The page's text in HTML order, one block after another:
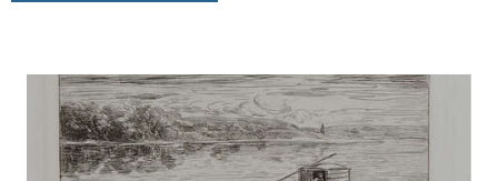
RÉSULTATS